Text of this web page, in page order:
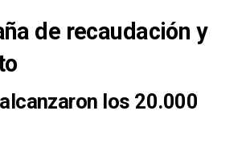
de recaudación y
los 20.000